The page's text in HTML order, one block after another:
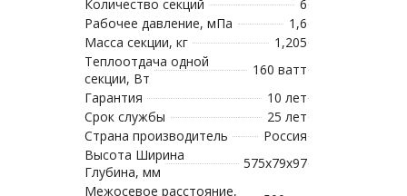
Количество секций
6
Рабочее давление, мПа
1,6
Масса секции, кг
1,205
Теплоотдача одной
секции, Вт
160 ватт
Гарантия
10 лет
Срок службы
25 лет
Страна производитель
Россия
Высота Ширина
Глубина, мм
575х79х97
Межосевое расстояние,